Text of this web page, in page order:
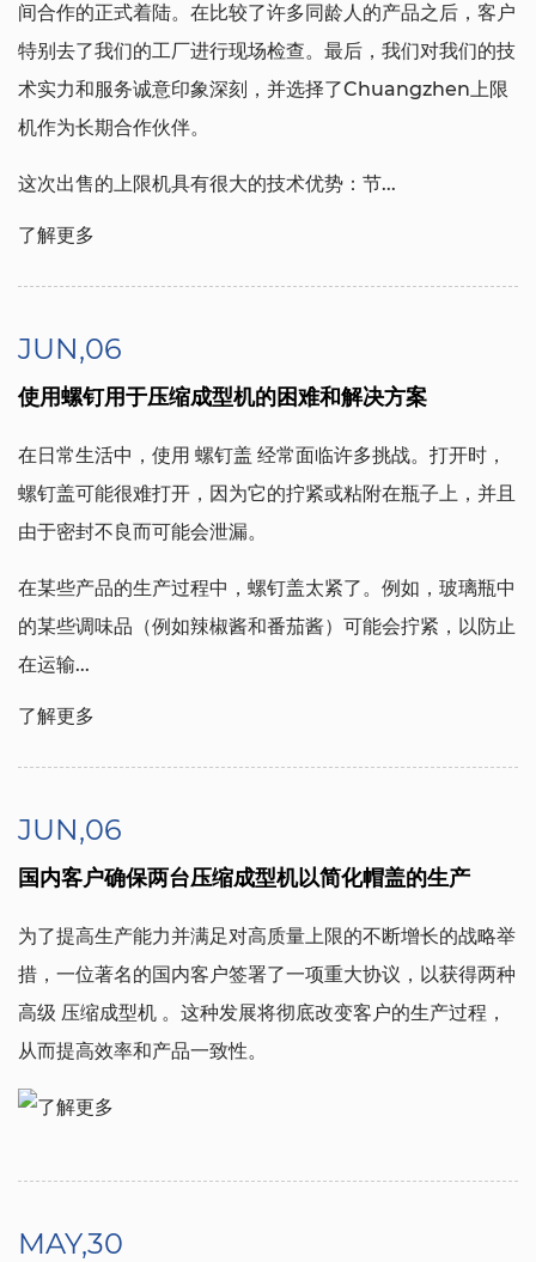
间合作的正式着陆。在比较了许多同龄人的产品之后，客户
特别去了我们的工厂进行现场检查。最后，我们对我们的技
术实力和服务诚意印象深刻，并选择了Chuangzhen上限
机作为长期合作伙伴。
这次出售的上限机具有很大的技术优势：节...
了解更多
JUN,06
使用螺钉用于压缩成型机的困难和解决方案
在日常生活中，使用 螺钉盖 经常面临许多挑战。打开时，
螺钉盖可能很难打开，因为它的拧紧或粘附在瓶子上，并且
由于密封不良而可能会泄漏。
在某些产品的生产过程中，螺钉盖太紧了。例如，玻璃瓶中
的某些调味品（例如辣椒酱和番茄酱）可能会拧紧，以防止
在运输...
了解更多
JUN,06
国内客户确保两台压缩成型机以简化帽盖的生产
为了提高生产能力并满足对高质量上限的不断增长的战略举
措，一位著名的国内客户签署了一项重大协议，以获得两种
高级 压缩成型机 。这种发展将彻底改变客户的生产过程，
从而提高效率和产品一致性。
了解更多
MAY,30